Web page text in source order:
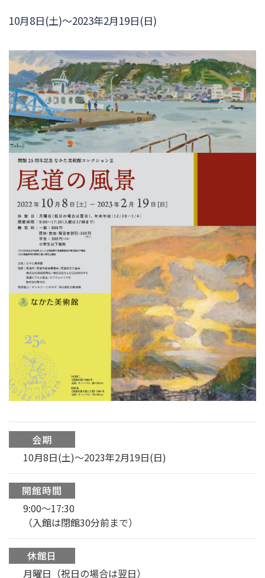
10月8日(土)～2023年2月19日(日)
会期
10月8日(土)～2023年2月19日(日)
開館時間
9:00〜17:30
（入館は閉館30分前まで）
休館日
月曜日（祝日の場合は翌日）